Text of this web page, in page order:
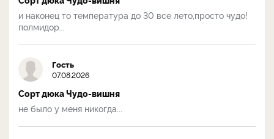
и наконец то температура до 30 все лето,просто чудо!
полмидор...
Гость
07.08.2026
Сорт дюка Чудо-вишня
не было у меня никогда...